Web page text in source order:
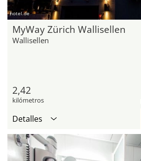
hotel.de
MyWay Zürich Wallisellen
Wallisellen
2,42
kilómetros
Detalles